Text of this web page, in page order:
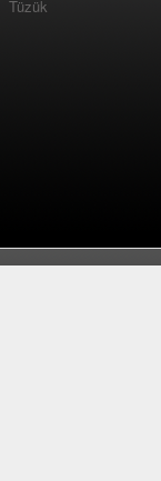
Tüzük